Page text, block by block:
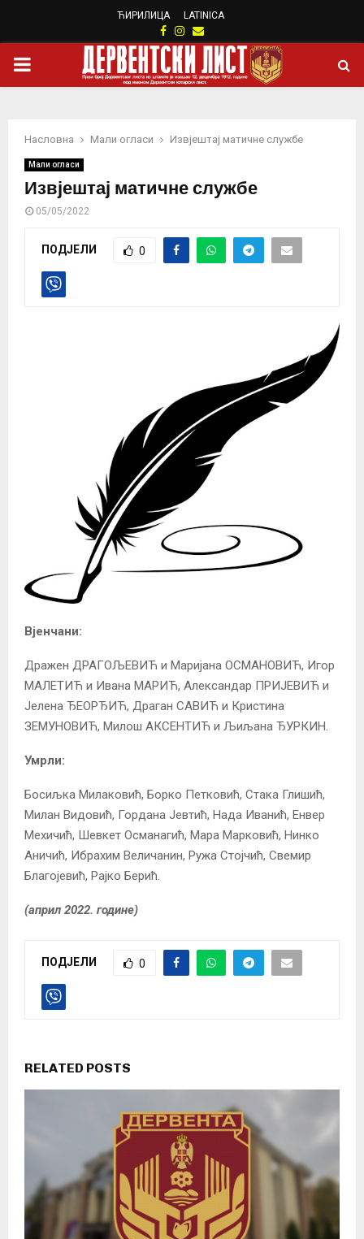
ЋИРИЛИЦА LATINICA
Facebook
Instagram
Email
PRIMARY
Насловна Мали огласи Извјештај матичне службе
Мали огласи
Извјештај матичне службе
05/05/2022
ПОДЈЕЛИ 0
Вјенчани:
Дражен ДРАГОЉЕВИЋ и Маријана ОСМАНОВИЋ, Игор
МАЛЕТИЋ и Ивана МАРИЋ, Александар ПРИЈЕВИЋ и
Јелена ЂЕОРЂИЋ, Дрaган САВИЋ и Кристина
ЗЕМУНОВИЋ, Милош АКСЕНТИЋ и Љиљана ЂУРКИН.
Умрли:
Босиљка Милаковић, Борко Петковић, Стака Глишић,
Милан Видовић, Гордана Јевтић, Нада Иванић, Енвер
Мехичић, Шевкет Османагић, Мара Марковић, Нинко
Аничић, Ибрахим Величанин, Ружа Стојчић, Свемир
Благојевић, Рајко Берић.
(април 2022. године)
ПОДЈЕЛИ 0
RELATED POSTS